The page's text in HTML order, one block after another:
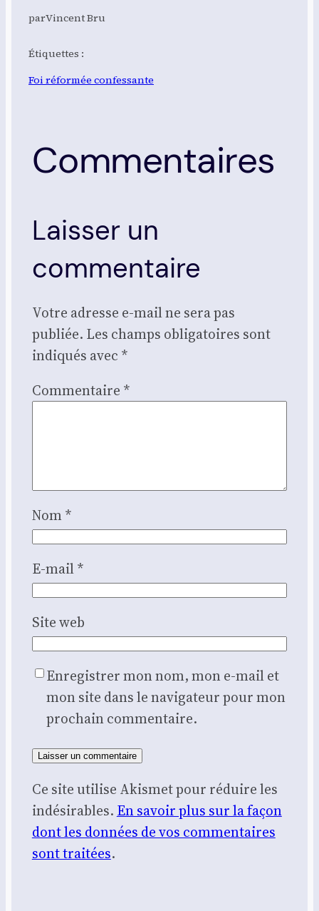
parVincent Bru
Étiquettes :
Foi réformée confessante
Commentaires
Laisser un
commentaire
Votre adresse e-mail ne sera pas
publiée. Les champs obligatoires sont
indiqués avec *
Commentaire *
Nom*
E-mail*
Site web
Enregistrer mon nom, mon e-mail et
mon site dans le navigateur pour mon
prochain commentaire.
Ce site utilise Akismet pour réduire les
indésirables. En savoir plus sur la façon
dont les données de vos commentaires
sont traitées.